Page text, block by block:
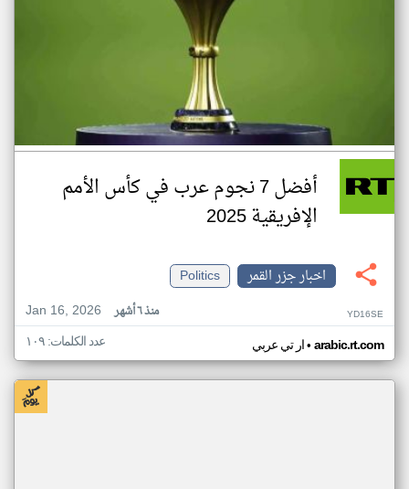
أفضل 7 نجوم عرب في كأس الأمم
الإفريقية 2025
اخبار جزر القمر
Politics
Jan 16, 2026
منذ ٦ أشهر YD16SE
ار تي عربي• arabic.rt.com عدد الكلمات: ١٠٩